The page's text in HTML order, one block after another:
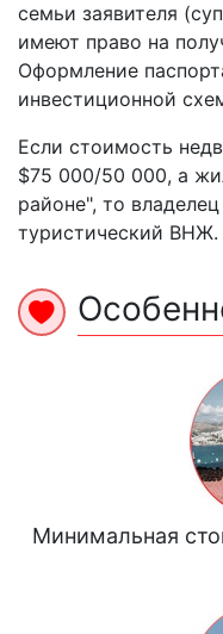
семьи заявителя
имеют право на
Оформление
инвестиционной
Если стоимость
$75 000/50 000, а
районе", то
туристический ВНЖ.
Минимальная